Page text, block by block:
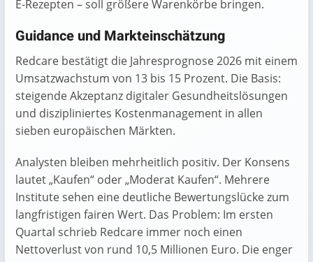
E-Rezepten – soll größere Warenkörbe bringen.
Guidance und Markteinschätzung
Redcare bestätigt die Jahresprognose 2026 mit einem
Umsatzwachstum von 13 bis 15 Prozent. Die Basis:
steigende Akzeptanz digitaler Gesundheitslösungen
und diszipliniertes Kostenmanagement in allen
sieben europäischen Märkten.
Analysten bleiben mehrheitlich positiv. Der Konsens
lautet „Kaufen“ oder „Moderat Kaufen“. Mehrere
Institute sehen eine deutliche Bewertungslücke zum
langfristigen fairen Wert. Das Problem: Im ersten
Quartal schrieb Redcare immer noch einen
Nettoverlust von rund 10,5 Millionen Euro. Die enger